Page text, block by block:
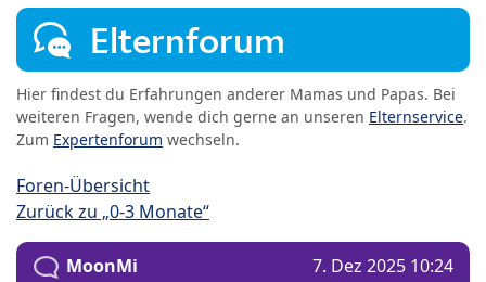
Elternforum
Hier findest du Erfahrungen anderer Mamas und Papas. Bei
weiteren Fragen, wende dich gerne an unseren Elternservice.
Zum Expertenforum wechseln.
Foren-Übersicht
Zurück zu „0-3 Monate“
MoonMi 7. Dez 2025 10:24